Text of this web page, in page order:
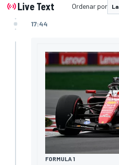
Live Text Ordenar por
17:44
FORMULA 1